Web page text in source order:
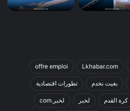
Lkhabar.com
offre emploi
بغيت نخدم تطورات اقتصادية
كرة القدم لخبر لخبر.com